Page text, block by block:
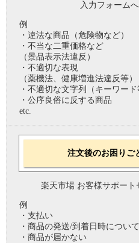
入力フォーム
例
・違法な商品（危険物など）
・不当な二重価格など
（景品表示法違反）
・不適切な表現
（薬機法、健康増進法違反等）
・不適切な文字列（キーワード
・公序良俗に反する商品
etc.
注文後のお困りご
楽天市場 お客様サポート
例
・支払い
・商品の発送/到着日時について
・商品が届かない